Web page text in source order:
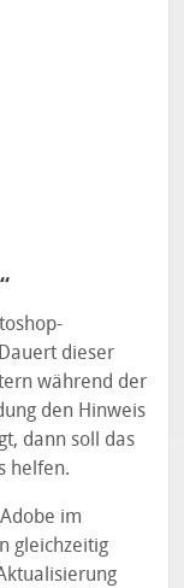
dieser
während der
den Hinweis
dann soll das
helfen.
im
gleichzeitig